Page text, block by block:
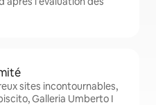
sites incontournables,
Galleria Umberto I